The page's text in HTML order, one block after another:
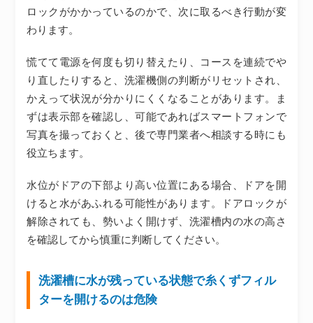
ロックがかかっているのかで、次に取るべき行動が変
わります。
慌てて電源を何度も切り替えたり、コースを連続でや
り直したりすると、洗濯機側の判断がリセットされ、
かえって状況が分かりにくくなることがあります。ま
ずは表示部を確認し、可能であればスマートフォンで
写真を撮っておくと、後で専門業者へ相談する時にも
役立ちます。
水位がドアの下部より高い位置にある場合、ドアを開
けると水があふれる可能性があります。ドアロックが
解除されても、勢いよく開けず、洗濯槽内の水の高さ
を確認してから慎重に判断してください。
洗濯槽に水が残っている状態で糸くずフィル
ターを開けるのは危険